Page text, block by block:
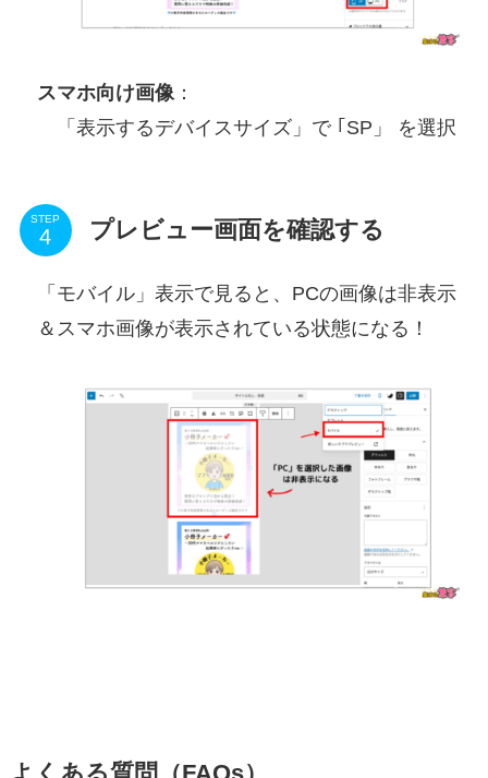
スマホ向け画像：
「表示するデバイスサイズ」で ｢SP」 を選択
STEP プレビュー画面を確認する
「モバイル」表示で見ると、PCの画像は非表示
＆スマホ画像が表示されている状態になる！